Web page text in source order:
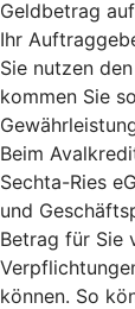
Geldbetrag
Ihr
Sie nutzen
kommen Sie
Beim
Sechta-Ries
und
Betrag für Sie
können. So